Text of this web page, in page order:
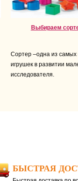
Выбираем
Сортер –одна из
игрушек в развитии
исследователя.
БЫСТРАЯ